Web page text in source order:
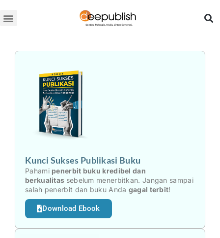
ke
Kunci Sukses Publikasi Buku
Pahami penerbit buku kredibel dan
berkualitas sebelum menerbitkan. Jangan sampai
salah penerbit dan buku Anda gagal terbit!
Download Ebook